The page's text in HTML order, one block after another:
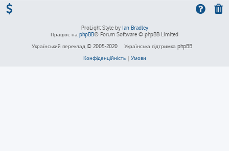
ProLight Style by Ian Bradley
Працює на phpBB® Forum Software © phpBB Limited
Український переклад © 2005-2020
Українська підтримка phpBB
Конфіденційність| Умови